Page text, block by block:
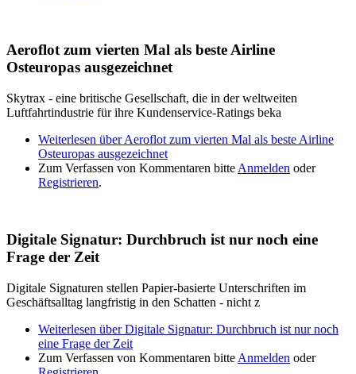
Aeroflot zum vierten Mal als beste Airline
Osteuropas ausgezeichnet
Skytrax - eine britische Gesellschaft, die in der weltweiten
Luftfahrtindustrie für ihre Kundenservice-Ratings beka
Weiterlesen über Aeroflot zum vierten Mal als beste Airline
Osteuropas ausgezeichnet
Zum Verfassen von Kommentaren bitte Anmelden oder
Registrieren.
Digitale Signatur: Durchbruch ist nur noch eine
Frage der Zeit
Digitale Signaturen stellen Papier-basierte Unterschriften im
Geschäftsalltag langfristig in den Schatten - nicht z
Weiterlesen über Digitale Signatur: Durchbruch ist nur noch
eine Frage der Zeit
Zum Verfassen von Kommentaren bitte Anmelden oder